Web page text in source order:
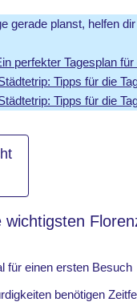
gerade planst, helfen
perfekter Tagesplan
Tipps für die
Tipps für die
wichtigsten
für einen ersten Besuch
benötigen